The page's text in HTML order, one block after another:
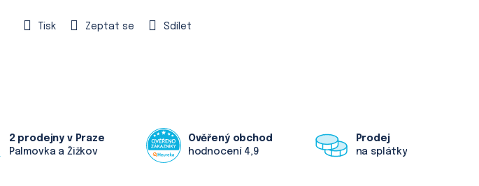
Tisk Zeptat se Sdílet
2 prodejny v Praze
Palmovka a Žižkov
Ověřený obchod
hodnocení 4,9
Prodej
na splátky